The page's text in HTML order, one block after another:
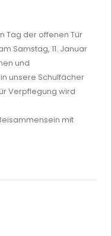
Tag der offenen Tür
Samstag, 11. Januar
und
unsere Schulfächer
Verpflegung wird
mit